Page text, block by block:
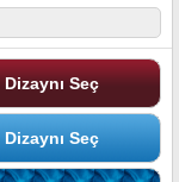
Seç
Dizaynı Seç